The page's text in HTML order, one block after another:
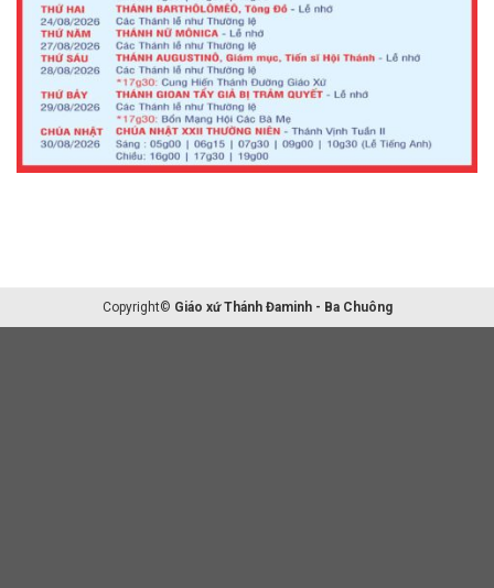
Copyright© Giáo xứ Thánh Đaminh - Ba Chuông